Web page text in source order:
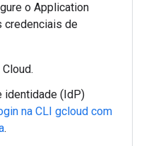
o Application
credenciais de
identidade (IdP)
na CLI gcloud com
.